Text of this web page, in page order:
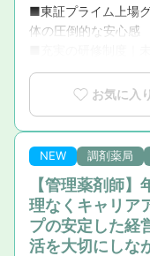
■東証プライム上場
体の圧倒的な安心感
■充実の研修制度｜
徹底サポート
■育休復帰率100％
厚いサポート体制
■新卒3年定着率95.5
環境」を追求した実
お気に入り
NEW 調剤薬局
【管理薬剤師
理なくキャリア
プの安定した経
活を大切にしな